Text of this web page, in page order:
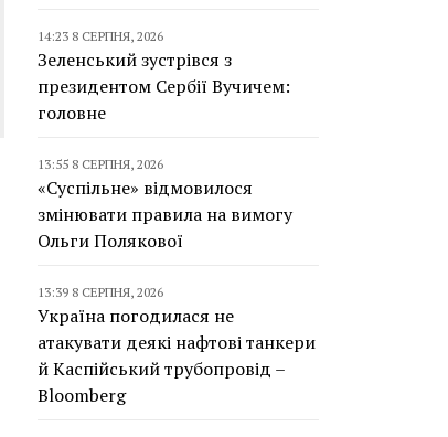
14:23 8 СЕРПНЯ, 2026
Зеленський зустрівся з
президентом Сербії Вучичем:
головне
13:55 8 СЕРПНЯ, 2026
«Суспільне» відмовилося
змінювати правила на вимогу
Ольги Полякової
13:39 8 СЕРПНЯ, 2026
Україна погодилася не
атакувати деякі нафтові танкери
й Каспійський трубопровід –
Bloomberg